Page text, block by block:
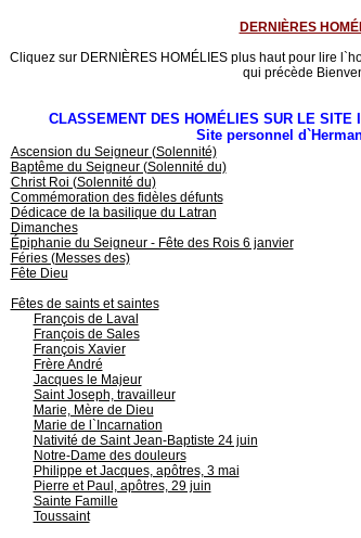
DERNIÈRES
Cliquez sur DERNIÈRES HOMÉLIES plus haut pour lire
qui précède
CLASSEMENT DES HOMÉLIES SUR LE SITE
Site personnel
Ascension du Seigneur (Solennité)
Baptême du Seigneur (Solennité du)
Christ Roi (Solennité du)
Commémoration des fidèles défunts
Dédicace de la basilique du Latran
Dimanches
Épiphanie du Seigneur - Fête des Rois 6 janvier
Féries (Messes des)
Fête Dieu
Fêtes de saints et saintes
François de Laval
François de Sales
François Xavier
Frère André
Jacques le Majeur
Saint Joseph, travailleur
Marie, Mère de Dieu
Marie de l`Incarnation
Nativité de Saint Jean-Baptiste 24 juin
Notre-Dame des douleurs
Philippe et Jacques, apôtres, 3 mai
Pierre et Paul, apôtres, 29 juin
Sainte Famille
Toussaint